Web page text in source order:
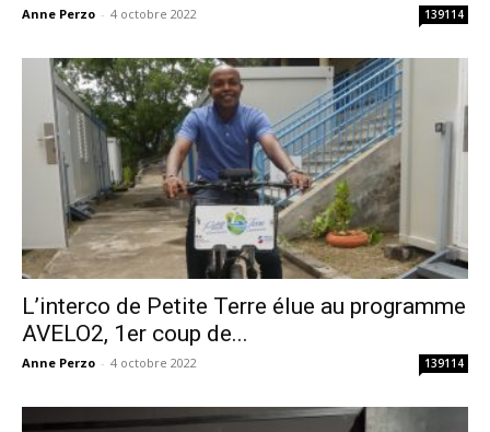
Anne Perzo - 4 octobre 2022 139114
L’interco de Petite Terre élue au programme
AVELO2, 1er coup de...
Anne Perzo - 4 octobre 2022 139114